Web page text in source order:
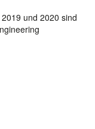
und 2020 sind